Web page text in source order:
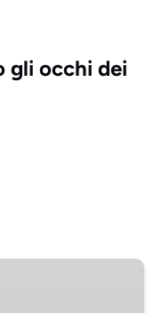
gli occhi dei